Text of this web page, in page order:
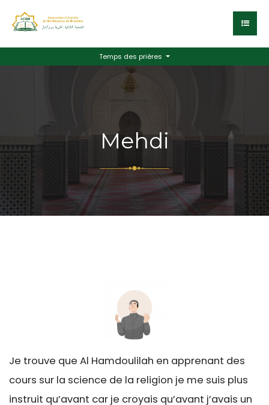
Temps des prières
Mehdi
Je trouve que Al Hamdoulilah en apprenant des
cours sur la science de la religion je me suis plus
instruit qu’avant car je croyais qu’avant j’avais un